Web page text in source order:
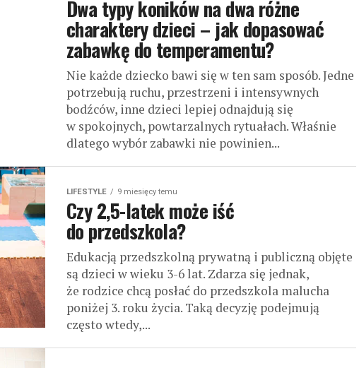
Dwa typy koników na dwa różne
charaktery dzieci – jak dopasować
zabawkę do temperamentu?
Nie każde dziecko bawi się w ten sam sposób. Jedne
potrzebują ruchu, przestrzeni i intensywnych
bodźców, inne dzieci lepiej odnajdują się
w spokojnych, powtarzalnych rytuałach. Właśnie
dlatego wybór zabawki nie powinien...
LIFESTYLE 9 miesięcy temu
Czy 2,5-latek może iść
do przedszkola?
Edukacją przedszkolną prywatną i publiczną objęte
są dzieci w wieku 3-6 lat. Zdarza się jednak,
że rodzice chcą posłać do przedszkola malucha
poniżej 3. roku życia. Taką decyzję podejmują
często wtedy,...